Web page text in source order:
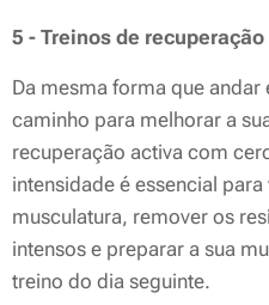
5 - Treinos de
Da mesma forma que andar
caminho para melhorar a
recuperação activa com
intensidade é essencial
musculatura, remover os
intensos e preparar a sua
treino do dia seguinte.